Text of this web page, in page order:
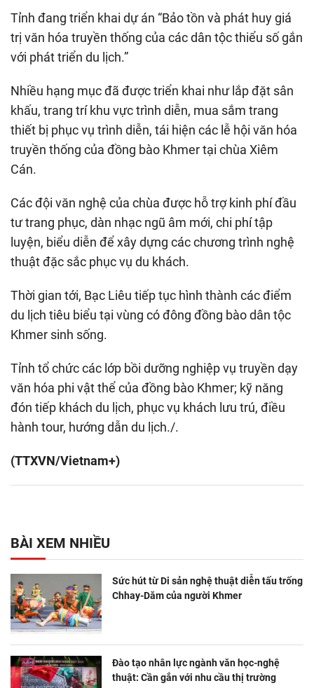
Tỉnh đang triển khai dự án “Bảo tồn và phát huy giá
trị văn hóa truyền thống của các dân tộc thiểu số gắn
với phát triển du lịch.”
Nhiều hạng mục đã được triển khai như lắp đặt sân
khấu, trang trí khu vực trình diễn, mua sắm trang
thiết bị phục vụ trình diễn, tái hiện các lễ hội văn hóa
truyền thống của đồng bào Khmer tại chùa Xiêm
Cán.
Các đội văn nghệ của chùa được hỗ trợ kinh phí đầu
tư trang phục, dàn nhạc ngũ âm mới, chi phí tập
luyện, biểu diễn để xây dựng các chương trình nghệ
thuật đặc sắc phục vụ du khách.
Thời gian tới, Bạc Liêu tiếp tục hình thành các điểm
du lịch tiêu biểu tại vùng có đông đồng bào dân tộc
Khmer sinh sống.
Tỉnh tổ chức các lớp bồi dưỡng nghiệp vụ truyền dạy
văn hóa phi vật thể của đồng bào Khmer; kỹ năng
đón tiếp khách du lịch, phục vụ khách lưu trú, điều
hành tour, hướng dẫn du lịch./.
(TTXVN/Vietnam+)
BÀI XEM NHIỀU
Sức hút từ Di sản nghệ thuật diễn tấu trống
Chhay-Dăm của người Khmer
Đào tạo nhân lực ngành văn học-nghệ
thuật: Cần gắn với nhu cầu thị trường